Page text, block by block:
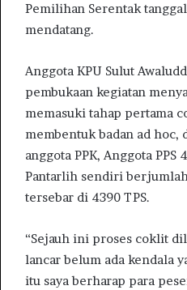
Pemilihan Serentak
mendatang.
Anggota KPU Sulut
pembukaan kegiatan
memasuki tahap pertama
membentuk badan ad hoc,
anggota PPK, Anggota
Pantarlih sendiri
tersebar di 4390 TPS.
“Sejauh ini proses coklit
lancar belum ada kendala
itu saya berharap para